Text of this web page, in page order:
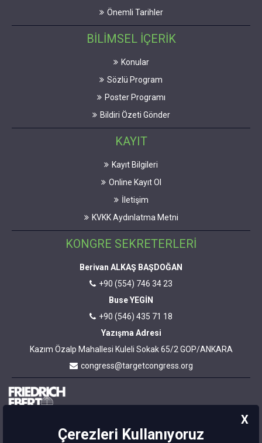
Çerezleri Kullanıyoruz
X
Önemli Tarihler
BİLİMSEL İÇERİK
Konular
Sözlü Program
Poster Programı
Bildiri Özeti Gönder
KAYIT
Kayıt Bilgileri
Online Kayıt Ol
İletişim
KVKK Aydınlatma Metni
KONGRE SEKRETERLERİ
Berivan ALKAŞ BAŞDOĞAN
+90 (554) 746 34 23
Buse YEGİN
+90 (546) 435 71 18
Yazışma Adresi
Kazım Özalp Mahallesi Kuleli Sokak 65/2 GOP/ANKARA
congress@targetcongress.org